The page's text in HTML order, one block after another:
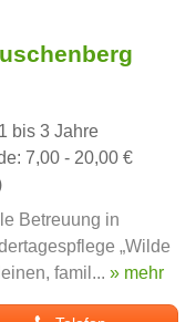
bis 3 Jahre
7,00 - 20,00 €
Betreuung in
„Wilde
famil... » mehr